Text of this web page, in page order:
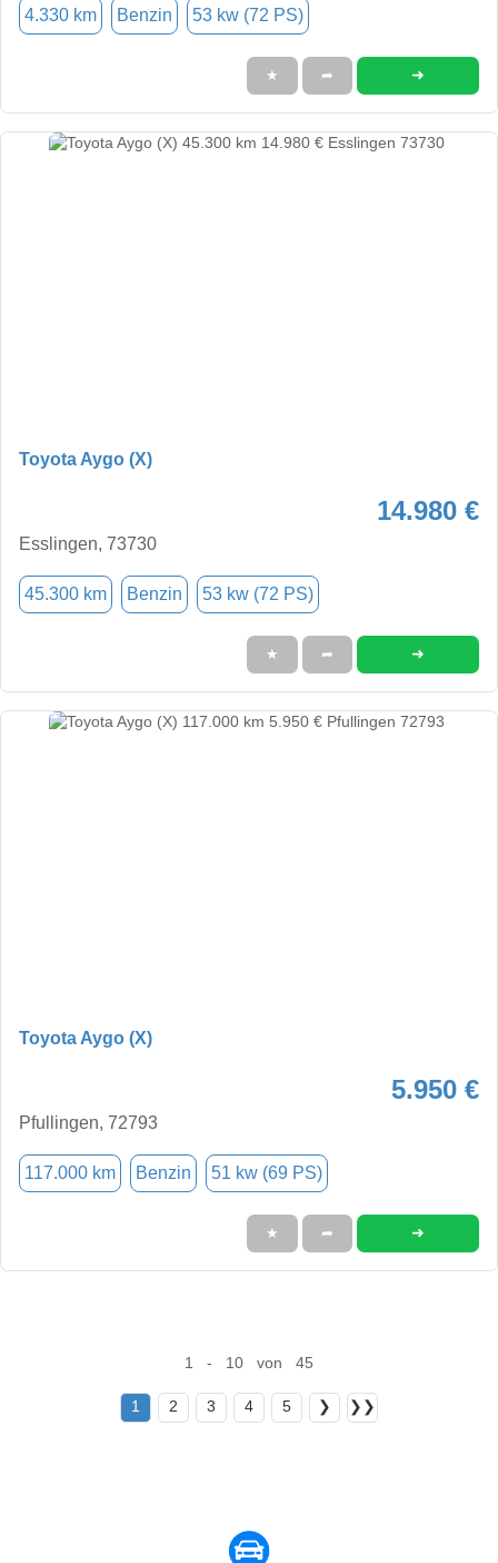
4.330 km Benzin 53 kw (72 PS)
★ ➦ ➜
Toyota Aygo (X)
14.980 €
Esslingen, 73730
45.300 km Benzin 53 kw (72 PS)
★ ➦ ➜
Toyota Aygo (X)
5.950 €
Pfullingen, 72793
117.000 km Benzin 51 kw (69 PS)
★ ➦ ➜
1 - 10 von 45
1 2 3 4 5 ❯ ❯❯